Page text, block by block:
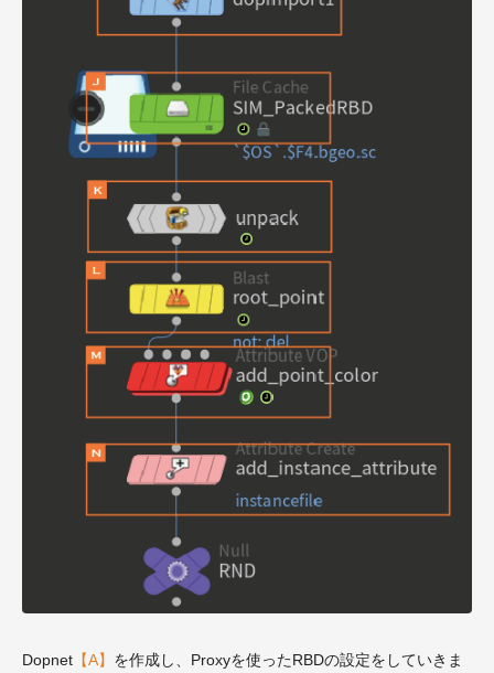
Dopnet 【A】 を作成し、Proxyを使ったRBDの設定をしていきま